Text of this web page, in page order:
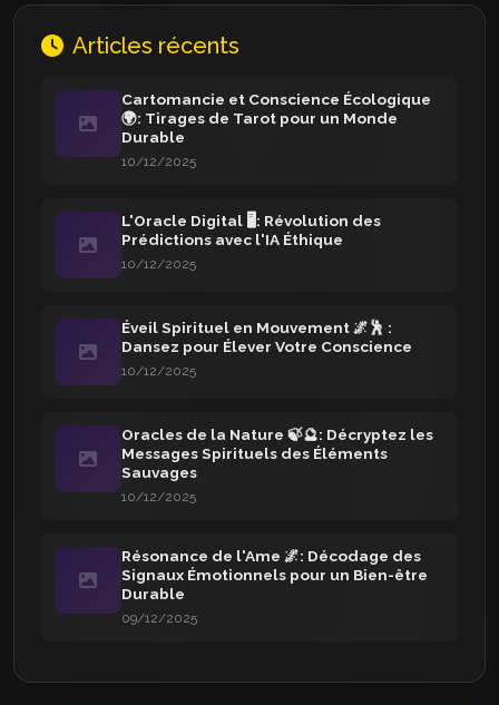
Articles récents
Cartomancie et Conscience Écologique
🌍: Tirages de Tarot pour un Monde
Durable
10/12/2025
L'Oracle Digital 🖥️: Révolution des
Prédictions avec l'IA Éthique
10/12/2025
Éveil Spirituel en Mouvement 🌌🕺 :
Dansez pour Élever Votre Conscience
10/12/2025
Oracles de la Nature 🍃🔮: Décryptez les
Messages Spirituels des Éléments
Sauvages
10/12/2025
Résonance de l'Ame 🌌: Décodage des
Signaux Émotionnels pour un Bien-être
Durable
09/12/2025